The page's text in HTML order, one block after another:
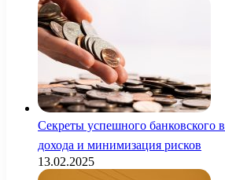
Секреты успешного банковского
дохода и минимизация рисков
13.02.2025